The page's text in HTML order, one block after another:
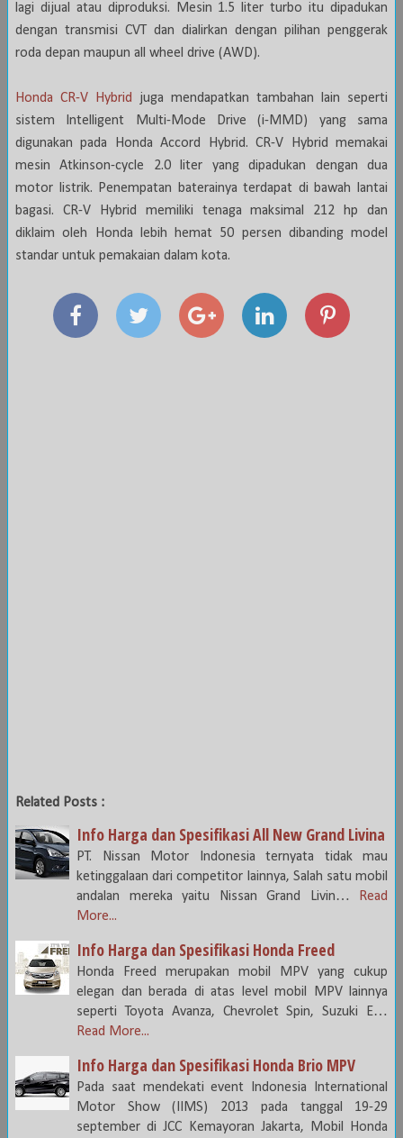
lagi dijual atau diproduksi. Mesin 1.5 liter turbo itu dipadukan
dengan transmisi CVT dan dialirkan dengan pilihan penggerak
roda depan maupun all wheel drive (AWD).
Honda CR-V Hybrid
juga mendapatkan tambahan lain seperti
sistem Intelligent Multi-Mode Drive (i-MMD) yang sama
digunakan pada Honda Accord Hybrid. CR-V Hybrid memakai
mesin Atkinson-cycle 2.0 liter yang dipadukan dengan dua
motor listrik. Penempatan baterainya terdapat di bawah lantai
bagasi. CR-V Hybrid memiliki tenaga maksimal 212 hp dan
diklaim oleh Honda lebih hemat 50 persen dibanding model
standar untuk pemakaian dalam kota.
Related Posts :
Info Harga dan Spesifikasi All New Grand Livina
PT. Nissan Motor Indonesia ternyata tidak mau
ketinggalaan dari competitor lainnya, Salah satu mobil
andalan mereka yaitu Nissan Grand Livin…
Read
More...
Info Harga dan Spesifikasi Honda Freed
Honda Freed merupakan mobil MPV yang cukup
elegan dan berada di atas level mobil MPV lainnya
seperti Toyota Avanza, Chevrolet Spin, Suzuki E…
Read More...
Info Harga dan Spesifikasi Honda Brio MPV
Pada saat mendekati event Indonesia International
Motor Show (IIMS) 2013 pada tanggal 19-29
september di JCC Kemayoran Jakarta, Mobil Honda